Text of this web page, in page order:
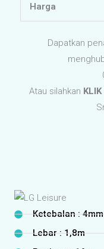
Harga
Dapatkan
Atau silahkan
Ketebalan : 4mm
Lebar : 1,8m